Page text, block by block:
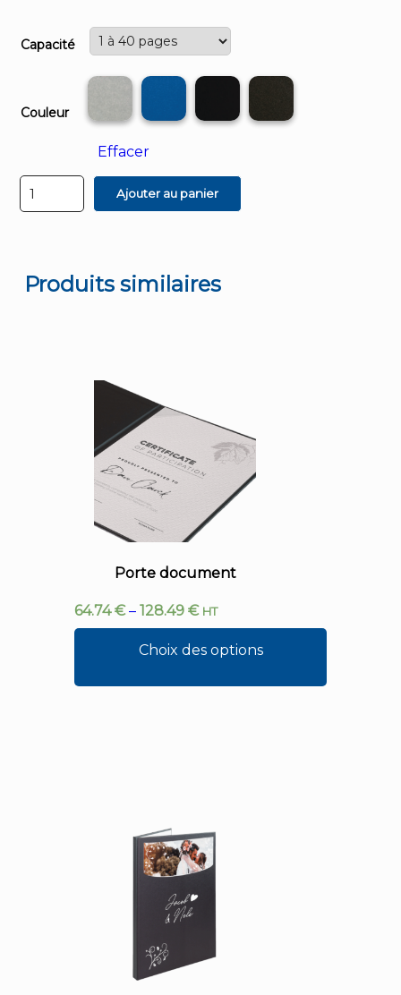
Capacité
Couleur
Effacer
quantité
de
Thermal
portrait
avec
Ajouter au panier
Produits similaires
Porte document
64.74€– 128.49 € HT
Choix des options